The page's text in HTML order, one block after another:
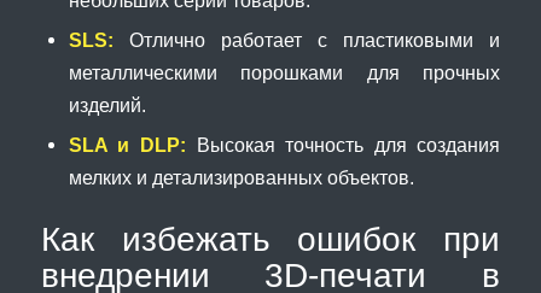
SLS: Отлично работает с пластиковыми и
металлическими порошками для прочных
изделий.
SLA и DLP: Высокая точность для создания
мелких и детализированных объектов.
Как избежать ошибок при
внедрении 3D-печати в